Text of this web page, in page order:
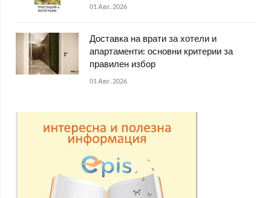
01 Авг. 2026
Доставка на врати за хотели и
апартаменти: основни критерии за
правилен избор
01 Авг. 2026